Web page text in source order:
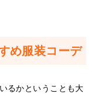
め服装コーデ
るかということも大